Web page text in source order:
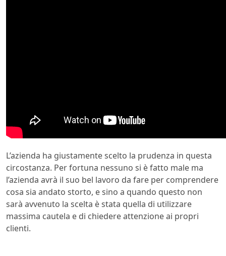
L’azienda ha giustamente scelto la prudenza in questa
circostanza. Per fortuna nessuno si è fatto male ma
l’azienda avrà il suo bel lavoro da fare per comprendere
cosa sia andato storto, e sino a quando questo non
sarà avvenuto la scelta è stata quella di utilizzare
massima cautela e di chiedere attenzione ai propri
clienti.